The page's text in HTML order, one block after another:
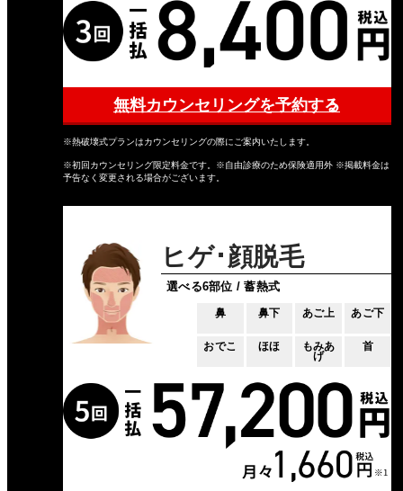
無料カウンセリングを予約する
※熱破壊式プランはカウンセリングの際にご案内いたします。
※初回カウンセリング限定料金です。※自由診療のため保険適用外 ※掲載料金は
予告なく変更される場合がございます。
ヒゲ･顔脱毛
選べる6部位 / 蓄熱式
鼻 鼻下 あご上 あご下
おでこ ほほ もみあ
げ
首